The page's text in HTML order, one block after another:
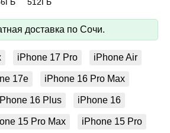
доставка по Сочи.
iPhone 17 Pro iPhone Air
17e iPhone 16 Pro Max
16 Plus iPhone 16
15 Pro Max iPhone 15 Pro